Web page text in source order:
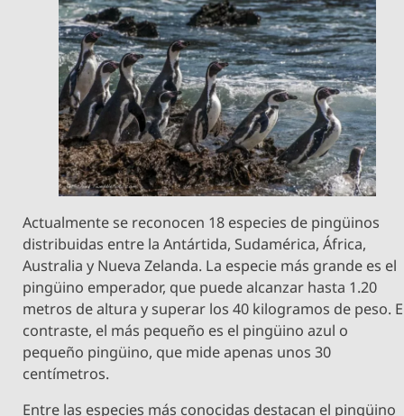
Actualmente se reconocen 18 especies de pingüinos
distribuidas entre la Antártida, Sudamérica, África,
Australia y Nueva Zelanda. La especie más grande es el
pingüino emperador, que puede alcanzar hasta 1.20
metros de altura y superar los 40 kilogramos de peso.
contraste, el más pequeño es el pingüino azul o
pequeño pingüino, que mide apenas unos 30
centímetros.
Entre las especies más conocidas destacan el pingüino